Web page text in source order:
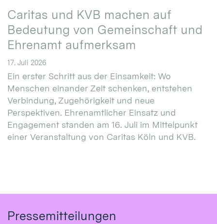
Caritas und KVB machen auf
Bedeutung von Gemeinschaft und
Ehrenamt aufmerksam
17. Juli 2026
Ein erster Schritt aus der Einsamkeit: Wo
Menschen einander Zeit schenken, entstehen
Verbindung, Zugehörigkeit und neue
Perspektiven. Ehrenamtlicher Einsatz und
Engagement standen am 16. Juli im Mittelpunkt
einer Veranstaltung von Caritas Köln und KVB.
Pressemitteilungen